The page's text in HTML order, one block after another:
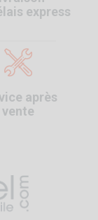
express
après
vente